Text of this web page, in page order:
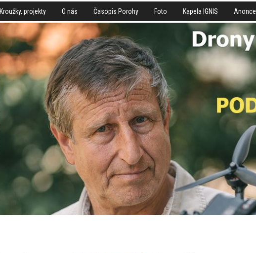
Kroužky, projekty O nás Časopis Porohy Foto Kapela IGNIS Anonce